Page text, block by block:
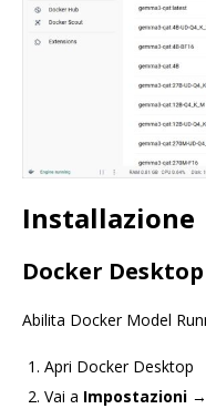
Installazione
Docker Desktop
Abilita Docker Model
Apri Docker Desktop
Vai a Impostazioni →